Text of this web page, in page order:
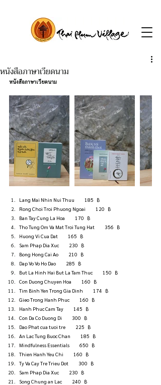
หนังสือภาษาเวียดนาม
หนังสือภาษาเวียดนาม
Lang Mai Nhin Nui Thuu          185   ฿
Rong Choi Troi Phuong Ngoai          120   ฿
Ban Tay Cung La Hoa          170   ฿
Tho Tung Om Va Mat Troi Tung Hat          356   ฿
Huong Vi Cua Dat          165   ฿
Sam Phap Dia Xuc          230   ฿
Bong Hong Cai Ao          210   ฿
Dap Vo Vo Ho Dao          285   ฿
But La Hinh Hai But La Tam Thuc          150   ฿
Con Duong Chuyen Hoa          160   ฿
Tim Binh Yen Trong Gia Dinh          174   ฿
Gieo Trong Hanh Phuc          160   ฿
Hanh Phuc Cam Tay          145   ฿
Con Da Co Duong Di          300   ฿
Dao Phat cua tuoi tre          225   ฿
An Lac Tung Buoc Chan          185   ฿
Mindfulness Essentials          650   ฿
Thien Hanh Yeu Chi          160   ฿
Ty Va Cay Tre Trieu Dot          300   ฿
Sam Phap Dia Xuc          230   ฿
Song Chung an Lac          240   ฿